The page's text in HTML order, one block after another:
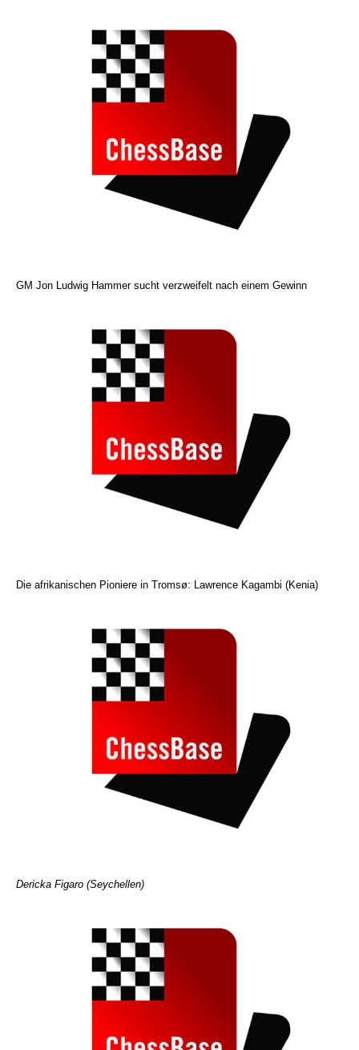
GM Jon Ludwig Hammer sucht verzweifelt nach einem Gewinn
Die afrikanischen Pioniere in Tromsø: Lawrence Kagambi (Kenia)
Dericka Figaro (Seychellen)